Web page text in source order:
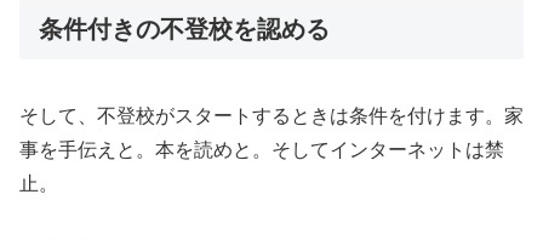
条件付きの不登校を認める
そして、不登校がスタートするときは条件を付けます。家
事を手伝えと。本を読めと。そしてインターネットは禁
止。